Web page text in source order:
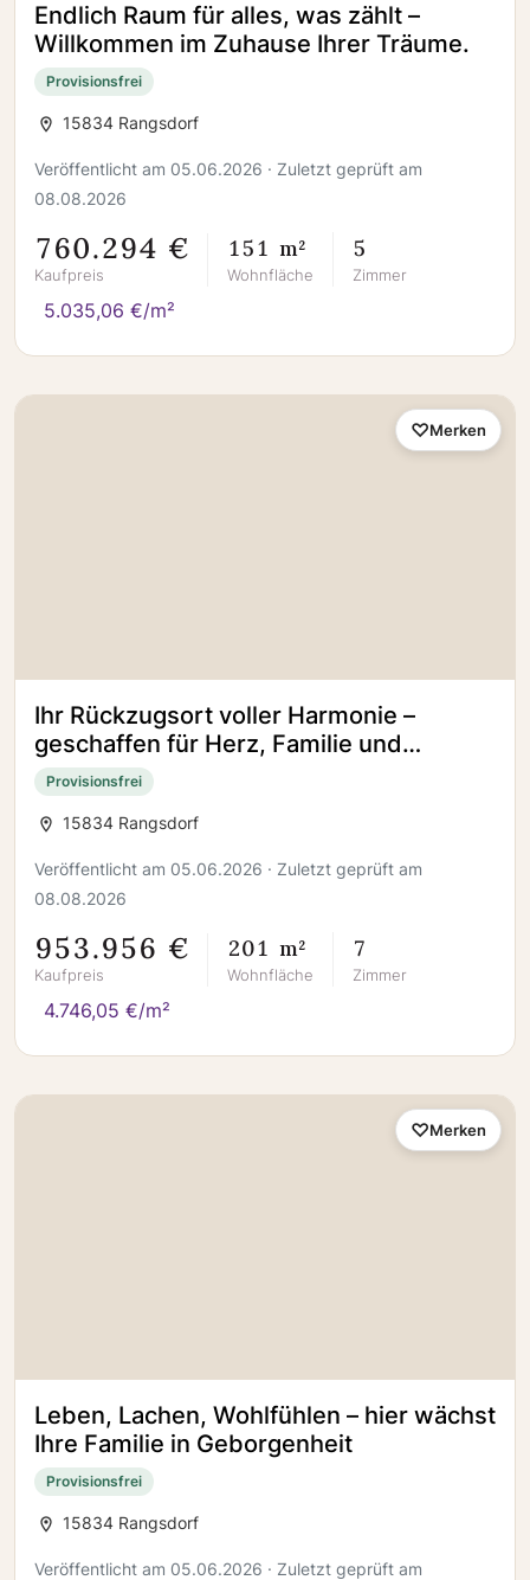
Endlich Raum für alles, was zählt –
Willkommen im Zuhause Ihrer Träume.
Provisionsfrei
15834 Rangsdorf
Veröffentlicht am 05.06.2026 · Zuletzt geprüft am
08.08.2026
760.294 €
Kaufpreis
151 m²
Wohnfläche
5
Zimmer
5.035,06 €/m²
Ihr Rückzugsort voller Harmonie –
geschaffen für Herz, Familie und
Zukunft.
Provisionsfrei
15834 Rangsdorf
Veröffentlicht am 05.06.2026 · Zuletzt geprüft am
08.08.2026
953.956 €
Kaufpreis
201 m²
Wohnfläche
7
Zimmer
4.746,05 €/m²
Merken
Leben, Lachen, Wohlfühlen – hier wächst
Ihre Familie in Geborgenheit
Provisionsfrei
15834 Rangsdorf
Veröffentlicht am 05.06.2026 · Zuletzt geprüft am
Merken